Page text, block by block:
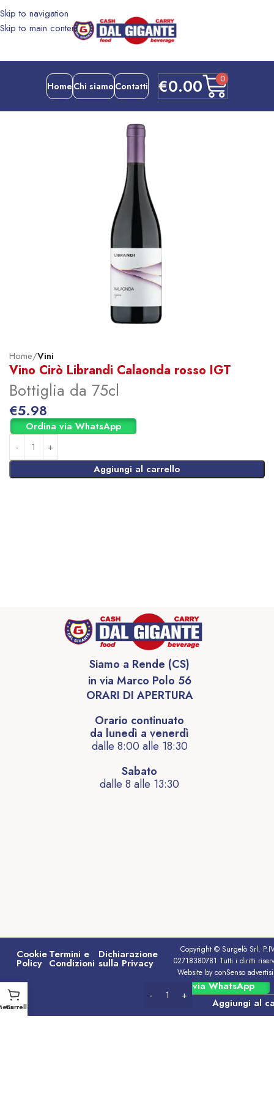
Skip to navigation
Skip to main content
€0.00 0
Home Chi siamo Contatti
Home Vini
Vino Cirò Librandi Calaonda rosso IGT
Bottiglia da 75cl
€5.98
Aggiungi al carrello
Ordina via WhatsApp
Siamo a Rende (CS)
in via Marco Polo 56
ORARI DI APERTURA
Orario continuato
da lunedì a venerdì
dalle 8:00 alle 18:30
Sabato
dalle 8 alle 13:30
Cookie
Policy
Termini e
Condizioni
Dichiarazione
sulla Privacy
Copyright © Surgelò Srl.
02718380781 Tutti i diritti
Website by conSenso
Aggiungi al
Ordina via WhatsApp
Carrello